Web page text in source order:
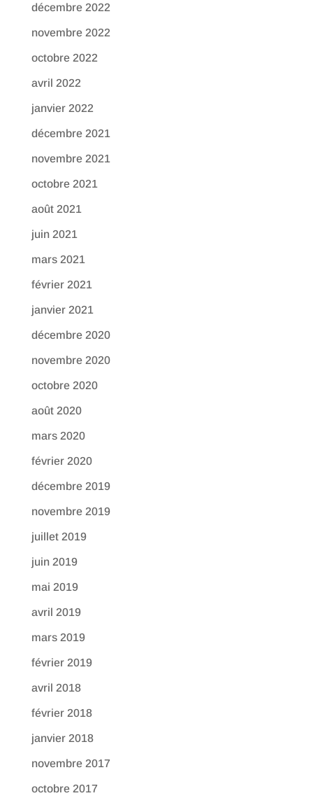
décembre 2022
novembre 2022
octobre 2022
avril 2022
janvier 2022
décembre 2021
novembre 2021
octobre 2021
août 2021
juin 2021
mars 2021
février 2021
janvier 2021
décembre 2020
novembre 2020
octobre 2020
août 2020
mars 2020
février 2020
décembre 2019
novembre 2019
juillet 2019
juin 2019
mai 2019
avril 2019
mars 2019
février 2019
avril 2018
février 2018
janvier 2018
novembre 2017
octobre 2017